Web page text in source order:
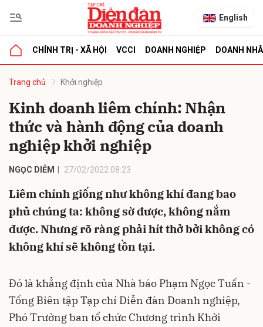
English
CHÍNH TRỊ - XÃ HỘI VCCI DOANH NGHIỆP DOANH
Trang chủ Khởi nghiệp
Kinh doanh liêm chính: Nhận
thức và hành động của doanh
nghiệp khởi nghiệp
NGỌC DIỄM 27/02/2022 08:23
Liêm chính giống như không khí đang bao
phủ chúng ta: không sờ được, không nắm
được. Nhưng rõ ràng phải hít thở bởi không có
không khí sẽ không tồn tại.
Đó là khẳng định của Nhà báo Phạm Ngọc Tuấn -
Tổng Biên tập Tạp chí Diễn đàn Doanh nghiệp,
Phó Trưởng ban tổ chức Chương trình Khởi
luận
Hủy